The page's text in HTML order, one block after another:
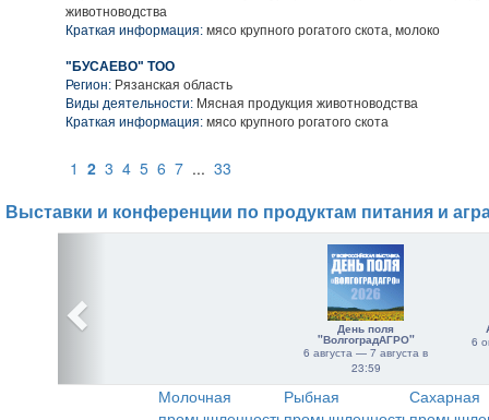
животноводства
Краткая информация: мясо крупного рогатого скота, молоко
"БУСАЕВО" ТОО
Регион: Рязанская область
Виды деятельности: Мясная продукция животноводства
Краткая информация: мясо крупного рогатого скота
1 2 3 4 5 6 7 ... 33
Выставки и конференции по продуктам питания и
День поля
"ВолгоградАГРО"
6 августа — 7 августа в
23:59
6
Молочная
Рыбная
Сахарная